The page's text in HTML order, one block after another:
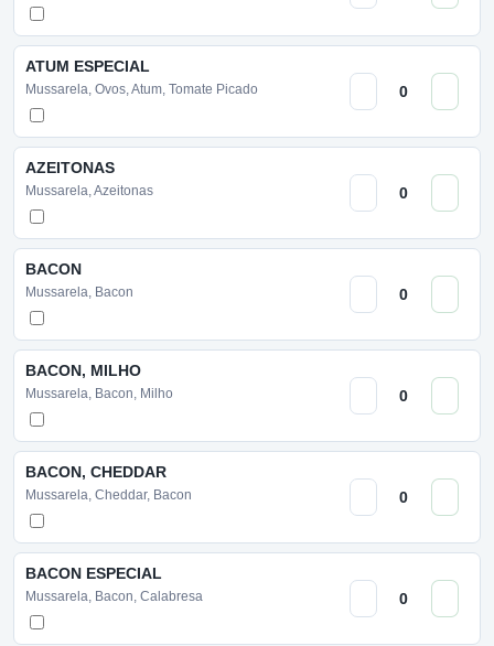
ATUM ESPECIAL
Mussarela, Ovos, Atum, Tomate Picado
AZEITONAS
Mussarela, Azeitonas
BACON
Mussarela, Bacon
BACON, MILHO
Mussarela, Bacon, Milho
BACON, CHEDDAR
Mussarela, Cheddar, Bacon
BACON ESPECIAL
Mussarela, Bacon, Calabresa